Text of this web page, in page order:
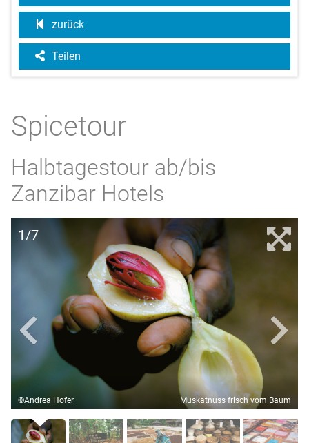
zurück
Teilen
Spicetour
Halbtagestour ab/bis
Zanzibar Hotels
1/7
©Andrea Hofer Muskatnuss frisch vom Baum